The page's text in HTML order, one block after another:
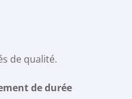
de qualité.
de durée